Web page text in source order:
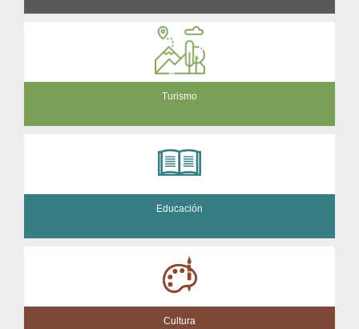
Turismo
Educación
Cultura